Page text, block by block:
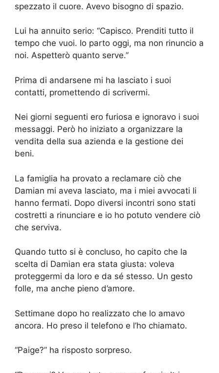
spezzato il cuore. Avevo bisogno di spazio.
Lui ha annuito serio: “Capisco. Prenditi tutto il
tempo che vuoi. Io parto oggi, ma non rinuncio a
noi. Aspetterò quanto serve.”
Prima di andarsene mi ha lasciato i suoi
contatti, promettendo di scrivermi.
Nei giorni seguenti ero furiosa e ignoravo i suoi
messaggi. Però ho iniziato a organizzare la
vendita della sua azienda e la gestione dei
beni.
La famiglia ha provato a reclamare ciò che
Damian mi aveva lasciato, ma i miei avvocati li
hanno fermati. Dopo diversi incontri sono stati
costretti a rinunciare e io ho potuto vendere ciò
che serviva.
Quando tutto si è concluso, ho capito che la
scelta di Damian era stata giusta: voleva
proteggermi da loro e da sé stesso. Un gesto
folle, ma anche pieno d’amore.
Settimane dopo ho realizzato che lo amavo
ancora. Ho preso il telefono e l’ho chiamato.
“Paige?” ha risposto sorpreso.